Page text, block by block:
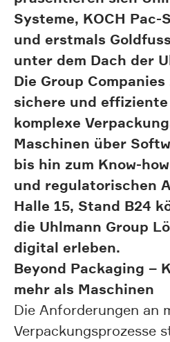
Systeme, KOCH Pac-
und erstmals
unter dem Dach der
Die Group
sichere und
komplexe
Maschinen über
bis hin zum Know-
und regulatorischen
Halle 15, Stand B24
die Uhlmann Group
digital erleben.
Beyond Packaging –
mehr als Maschinen
Die Anforderungen an
Verpackungsprozesse